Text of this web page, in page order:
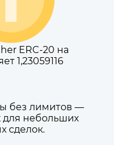
ERC-20 на
1,23059116
без лимитов —
для небольших
сделок.